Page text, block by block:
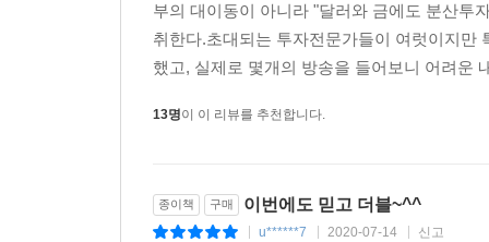
부의 대이동이 아니라 "달러와 금에도 분산투
취한다.초대되는 투자전문가들이 여럿이지만
했고, 실제로 몇개의 방송을 들어보니 어려운
13명이 이 리뷰를 추천합니다.
종이책 구매 이번에도 믿고 더블~^^
u******7 2020-07-14 신고